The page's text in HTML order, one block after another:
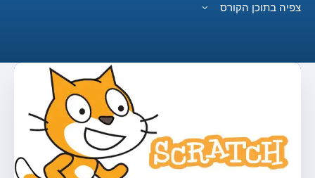
צפיה בתוכן הקורס